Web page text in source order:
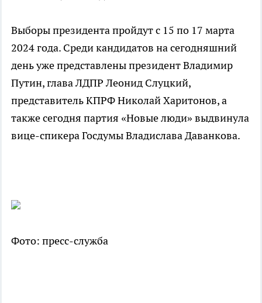
Выборы президента пройдут с 15 по 17 марта
2024 года. Среди кандидатов на сегодняшний
день уже представлены президент Владимир
Путин, глава ЛДПР Леонид Слуцкий,
представитель КПРФ Николай Харитонов, а
также сегодня партия «Новые люди» выдвинула
вице-спикера Госдумы Владислава Даванкова.
Фото: пресс-служба